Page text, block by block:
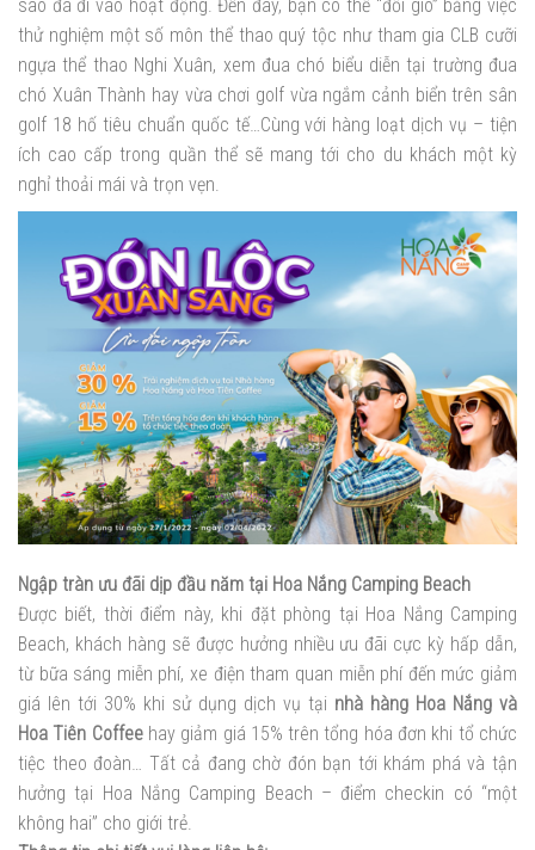
sao đã đi vào hoạt động. Đến đây, bạn có thể “đổi gió” bằng việc
thử nghiệm một số môn thể thao quý tộc như tham gia CLB cưỡi
ngựa thể thao Nghi Xuân, xem đua chó biểu diễn tại trường đua
chó Xuân Thành hay vừa chơi golf vừa ngắm cảnh biển trên sân
golf 18 hố tiêu chuẩn quốc tế…Cùng với hàng loạt dịch vụ – tiện
ích cao cấp trong quần thể sẽ mang tới cho du khách một kỳ
nghỉ thoải mái và trọn vẹn.
Ngập tràn ưu đãi dịp đầu năm tại Hoa Nắng Camping Beach
Được biết, thời điểm này, khi đặt phòng tại Hoa Nắng Camping
Beach, khách hàng sẽ được hưởng nhiều ưu đãi cực kỳ hấp dẫn,
từ bữa sáng miễn phí, xe điện tham quan miễn phí đến mức giảm
giá lên tới 30% khi sử dụng dịch vụ tại nhà hàng Hoa Nắng và
Hoa Tiên Coffeehay giảm giá 15% trên tổng hóa đơn khi tổ chức
tiệc theo đoàn… Tất cả đang chờ đón bạn tới khám phá và tận
hưởng tại Hoa Nắng Camping Beach – điểm checkin có “một
không hai” cho giới trẻ.